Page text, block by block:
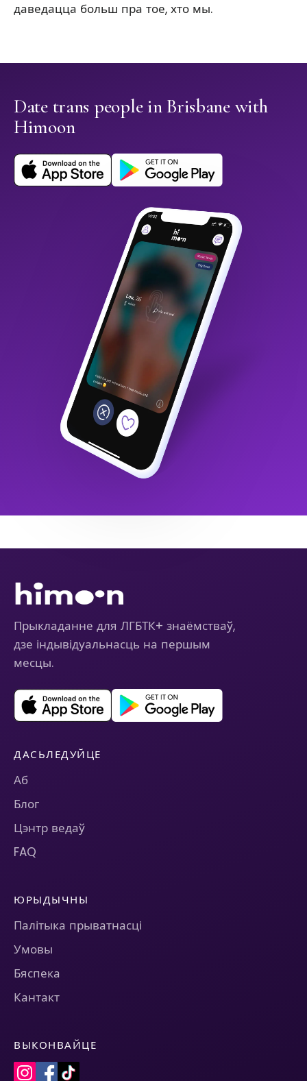
даведацца больш пра тое, хто мы.
Date trans people in Brisbane with
Himoon
Прыкладанне для ЛГБТК+ знаёмстваў,
дзе індывідуальнасць на першым
месцы.
ДАСЬЛЕДУЙЦЕ
Аб
Блог
Цэнтр ведаў
FAQ
ЮРЫДЫЧНЫ
Палітыка прыватнасці
Умовы
Бяспека
Кантакт
ВЫКОНВАЙЦЕ